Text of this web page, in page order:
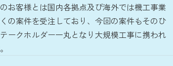
お客様とは国内各拠点及び海外では機工事業
の案件を受注しており、今回の案件もそのひ
ークホルダー一丸となり大規模工事に携われ